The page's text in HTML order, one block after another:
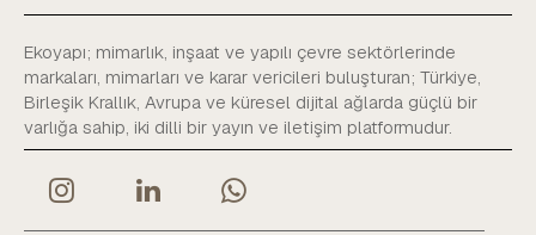
Ekoyapı; mimarlık, inşaat ve yapılı çevre sektörlerinde
markaları, mimarları ve karar vericileri buluşturan; Türkiye,
Birleşik Krallık, Avrupa ve küresel dijital ağlarda güçlü bir
varlığa sahip, iki dilli bir yayın ve iletişim platformudur.